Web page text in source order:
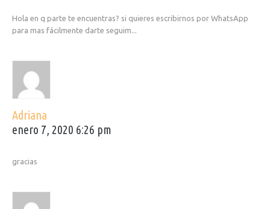
Hola en q parte te encuentras? si quieres escribirnos por WhatsApp
para mas fácilmente darte seguim...
Adriana
enero 7, 2020 6:26 pm
gracias